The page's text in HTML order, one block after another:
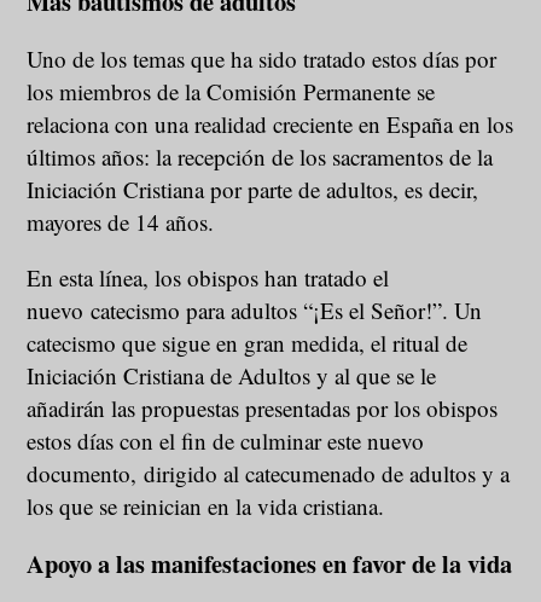
Uno de los temas que ha sido tratado estos días por
los miembros de la Comisión Permanente se
relaciona con una realidad creciente en España en los
últimos años: la recepción de los sacramentos de la
Iniciación Cristiana por parte de adultos, es decir,
mayores de 14 años.
En esta línea, los obispos han tratado el
nuevo catecismo para adultos “¡Es el Señor!”. Un
catecismo que sigue en gran medida, el ritual de
Iniciación Cristiana de Adultos y al que se le
añadirán las propuestas presentadas por los obispos
estos días con el fin de culminar este nuevo
documento, dirigido al catecumenado de adultos y a
los que se reinician en la vida cristiana.
Apoyo a las manifestaciones en favor de la vida